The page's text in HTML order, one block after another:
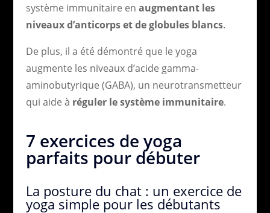
système immunitaire en augmentant les
niveaux d’anticorps et de globules blancs.
De plus, il a été démontré que le yoga
augmente les niveaux d’acide gamma-
aminobutyrique (GABA), un neurotransmetteur
qui aide à réguler le système immunitaire.
7 exercices de yoga
parfaits pour débuter
La posture du chat : un exercice de
yoga simple pour les débutants